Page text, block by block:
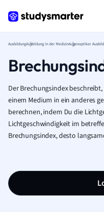
AusbildungAusbildung in der MedizinAugenoptiker
Der Brechungsindex
einem Medium in ein anderes
berechnen, indem Du die
Lichtgeschwindigkeit im
Brechungsindex, desto